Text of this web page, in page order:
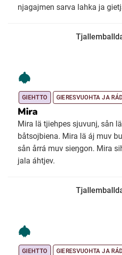
njagajmen sarva lahka ja
GIEHTTO GIERESVUOHTA JA
Mira
Mira lä tjiehpes sjuvunj, sån
båtsojbiena. Mira lä áj muv
sån årrá muv sieŋgon. Mira
jala áhtjev.
GIEHTTO GIERESVUOHTA JA